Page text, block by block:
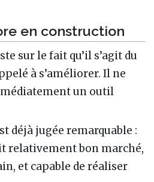
en construction
sur le fait qu’il s’agit du
à s’améliorer. Il ne
un outil
déjà jugée remarquable :
relativement bon marché,
et capable de réaliser